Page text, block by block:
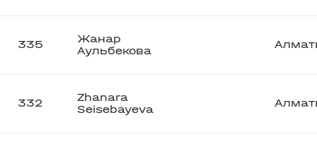
335
Жанар
Аульбекова
332
Zhanara
Seisebayeva